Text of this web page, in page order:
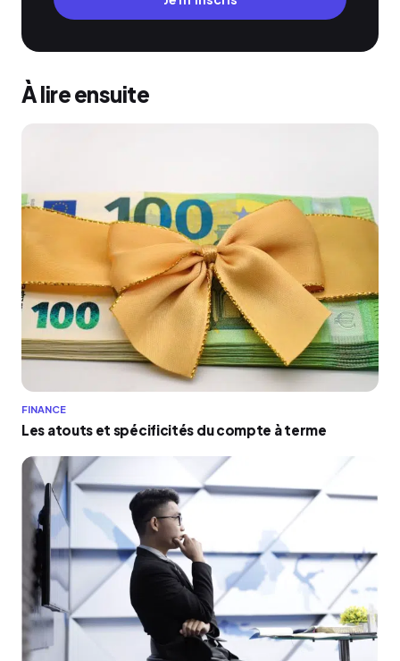
À lire ensuite
FINANCE
Les atouts et spécificités du compte à terme